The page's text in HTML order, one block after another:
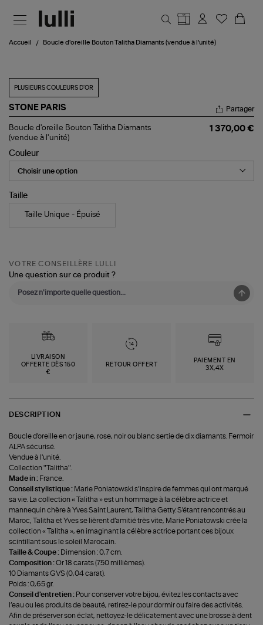
Accueil Boucle d'oreille Bouton Talitha Diamants (vendue à l'unité)
PLUSIEURS COULEURS D'OR
STONE PARIS
Boucle
d'oreille
Talitha
Diamants
(vendue
à
l'unité)
Partager
Boucle d'oreille Bouton Talitha Diamants
(vendue à l'unité)
1 370,00 €
Couleur
Taille
Taille Unique - Épuisé
VOTRE CONSEILLÈRE LULLI
Une question sur ce produit ?
LIVRAISON
OFFERTE DÈS 150
€
RETOUR OFFERT
PAIEMENT EN
3X,4X
DESCRIPTION
Boucle d'oreille en or jaune, rose, noir ou blanc sertie de dix diamants. Fermoir
ALPA sécurisé.
Vendue à l'unité.
Collection "Talitha".
Made in : France.
Conseil stylistique : Marie Poniatowski s’inspire de femmes qui ont marqué
sa vie. La collection « Talitha » est un hommage à la célèbre actrice et
mannequin chère à Yves Saint Laurent, Talitha Getty. S'étant rencontrés au
Maroc, Talitha et Yves se lièrent d’amitié très vite, Marie Poniatowski crée la
collection « Talitha », en imaginant la célèbre actrice portant ces bijoux
scintillant sous le soleil Marocain.
Taille & Coupe : Dimension : 0,7 cm.
Composition :Or 18 carats (750 millièmes).
10 Diamants GVS (0,04 carat).
Poids : 0,65 gr.
Conseil d'entretien : Pour conserver votre bijou, évitez les contacts avec
l’eau ou les produits de beauté, retirez-le pour dormir ou faire des activités.
Afin de préserver son éclat, nettoyez-le délicatement avec une brosse à dent